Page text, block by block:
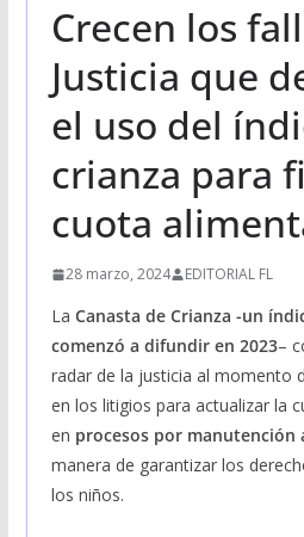
Crecen los
Justicia que
el uso del
crianza para
cuota
28 marzo, 2024 EDITORIAL FL
La Canasta de Crianza -un
comenzó a difundir en 2023–
radar de la justicia al momento
en los litigios para actualizar la
en procesos por manutención
manera de garantizar los
los niños.